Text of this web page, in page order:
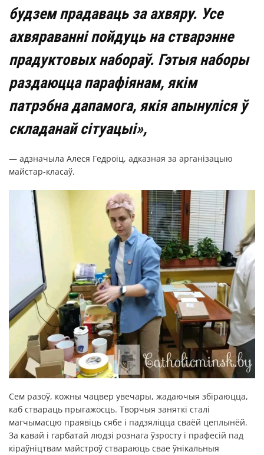
будзем прадаваць за ахвяру. Усе
ахвяраванні пойдуць на стварэнне
прадуктовых набораў. Гэтыя наборы
раздаюцца парафіянам, якім
патрэбна дапамога, якія апынуліся ў
складанай сітуацыі»,
— адзначыла Алеся Гедроіц, адказная за арганізацыю
майстар-класаў.
Сем разоў, кожны чацвер увечары, жадаючыя збіраюцца,
каб ствараць прыгажосць. Творчыя заняткі сталі
магчымасцю праявіць сябе і падзяліцца сваёй цеплынёй.
За кавай і гарбатай людзі рознага ўзросту і прафесій пад
кіраўніцтвам майстроў ствараюць свае ўнікальныя